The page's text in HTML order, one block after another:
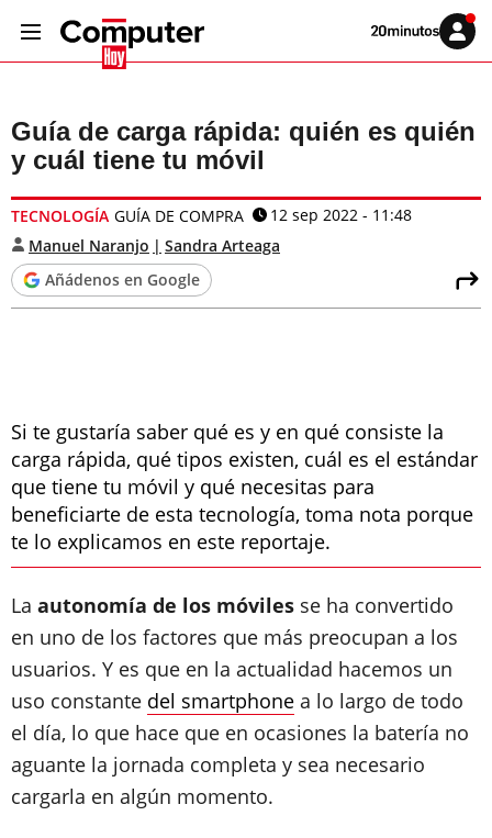
Volver
Iniciar
sesión
Guía de carga rápida: quién es quién
y cuál tiene tu móvil
TECNOLOGÍA GUÍA DE COMPRA
12 sep 2022 - 11:48
Manuel Naranjo
Sandra Arteaga
Añádenos en Google
Si te gustaría saber qué es y en qué consiste la
carga rápida, qué tipos existen, cuál es el estándar
que tiene tu móvil y qué necesitas para
beneficiarte de esta tecnología, toma nota porque
te lo explicamos en este reportaje.
La autonomía de los móviles se ha convertido
en uno de los factores que más preocupan a los
usuarios. Y es que en la actualidad hacemos un
uso constante del smartphone a lo largo de todo
el día, lo que hace que en ocasiones la batería no
aguante la jornada completa y sea necesario
cargarla en algún momento.